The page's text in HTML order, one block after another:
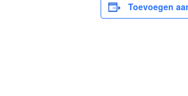
Toevoegen